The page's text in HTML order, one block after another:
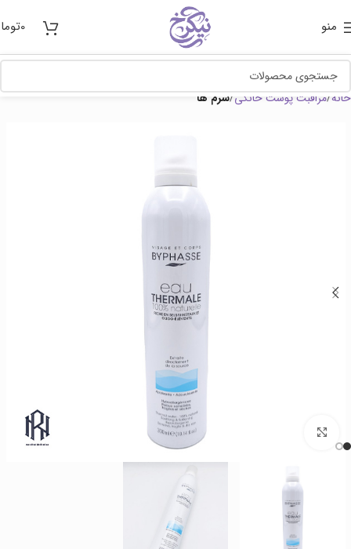
منو 0
خانه مراقبت پوست خانگی سرم ها
برای بزرگنمایی کلیک کنید